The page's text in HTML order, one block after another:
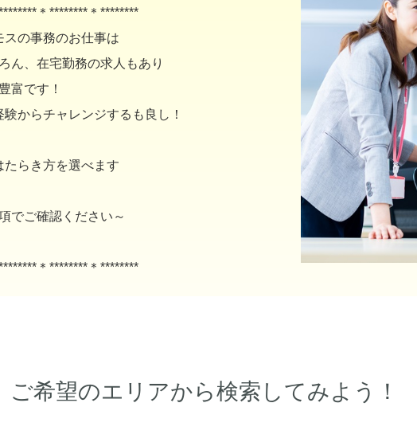
＊********＊********
スの事務のお仕事は
ん、在宅勤務の求人もあり
富です！
からチャレンジするも良し！
たらき方を選べます
でご確認ください～
＊********＊********
ご希望のエリアから検索してみよう！